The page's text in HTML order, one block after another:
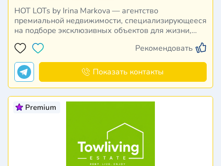
HOT LOTs by Irina Markova — агентство
премиальной недвижимости, специализирующееся
на подборе эксклюзивных объектов для жизни,
инвестиций и сохранения капитала. Мы
сопровождаем клиентов на каждом этапе сделки
— от поиска идеального объекта до полного
юридического оформления. В нашей колле…
Рекомендовать
Показать контакты
Premium